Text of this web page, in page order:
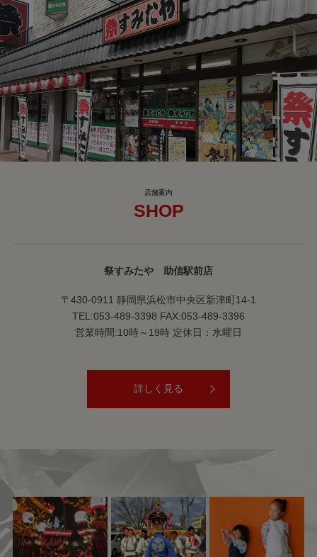
SHOP
祭すみたや 助信駅前店
〒430-0911 静岡県浜松市中央区新津町14-1
TEL:053-489-3398 FAX:053-489-3396
営業時間:10時～19時 定休日：水曜日
詳しく見る